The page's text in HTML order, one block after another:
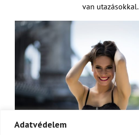
Adatvédelem
van utazásokkal.